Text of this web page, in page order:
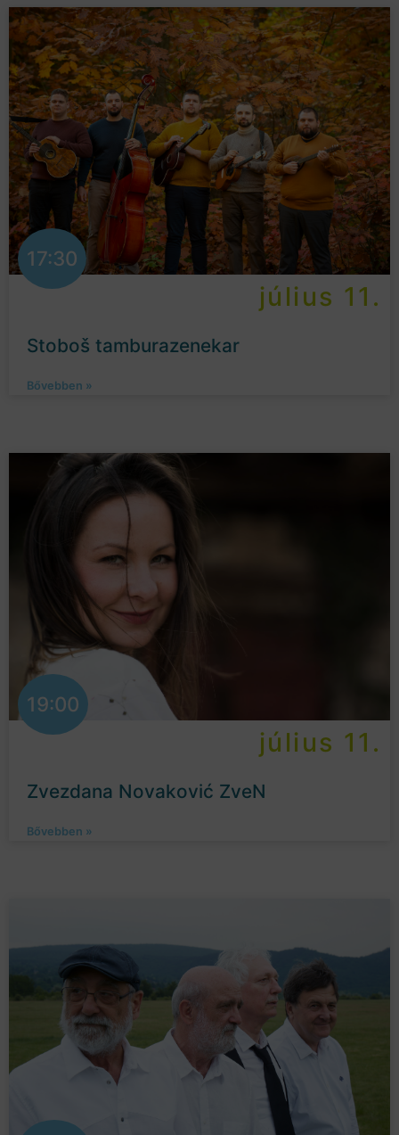
17:30
július 11.
Stoboš tamburazenekar
Bővebben »
19:00
július 11.
Zvezdana Novaković ZveN
Bővebben »